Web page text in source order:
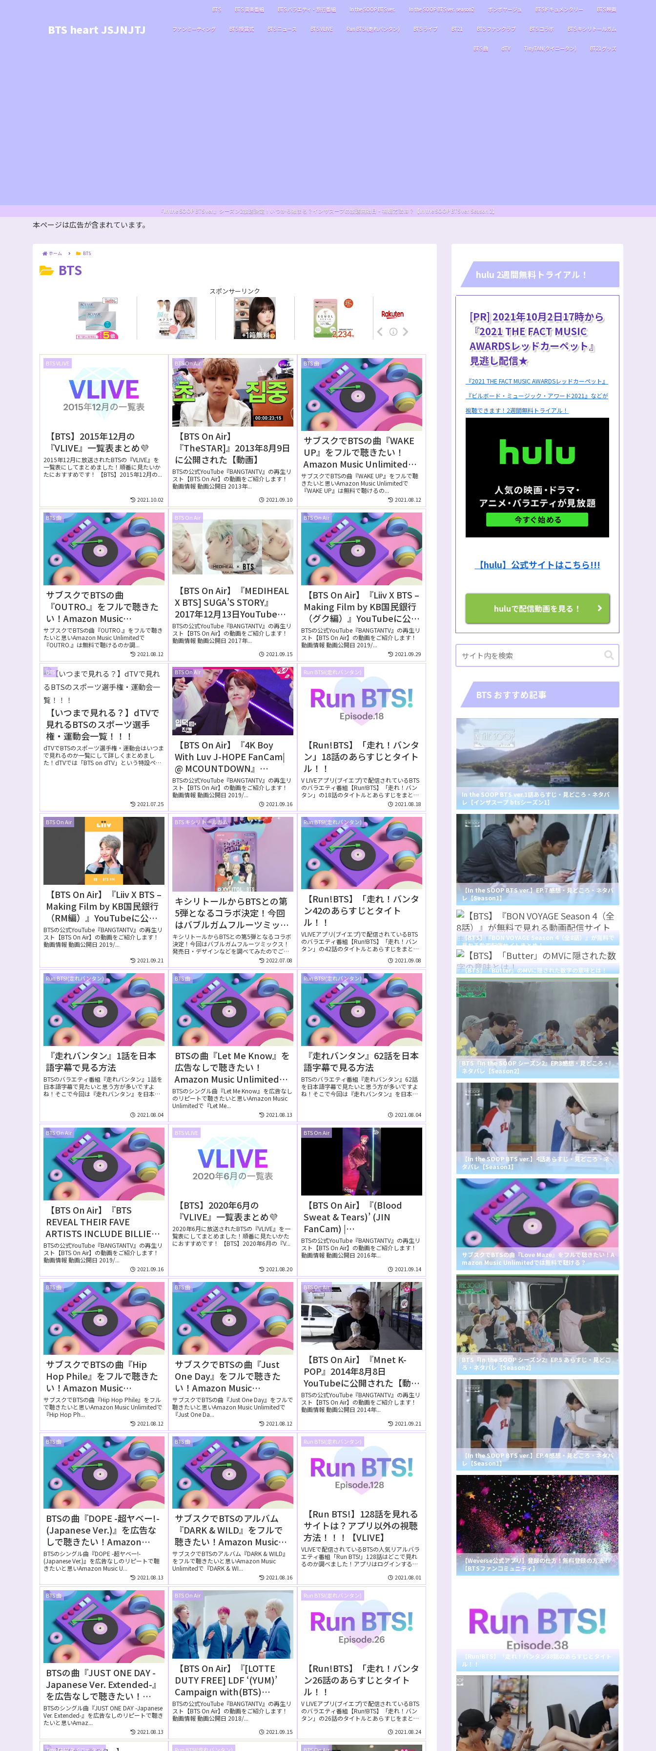
BTS heart JSJNJTJ
BTS BTS 音楽番組 BTS バラエティ・旅行番組 In the SOOP BTS ver. In the SOOP BTS ver. season2 ボンボヤージュ BTSドキュメンタリー BTS 映画
ファンミーティング BTS 授賞式 BTS ニュース BTS VLIVE Run BTS!(走れバンタン) BTS ライブ BT21 BTS ファンクラブ BTS コラボ BTS キシリトールガム
BTS 曲 dTV TinyTAN(タイニータン) BT21グッズ
『In the SOOP BTS ver.』シーズン2放送決定！いつから始まる？インザスープの放送開始日・視聴方法は？【In the SOOP BTS ver. Season 2】
本ページは広告が含まれています。
ホーム BTS
BTS
スポンサーリンク
BTS VLIVE
【BTS】2015年12月の
『VLIVE』一覧表まとめ💜
2015年12月に放送されたBTSの『VLIVE』を
一覧表にしてまとめました！順番に見たいか
たにおすすめです！ 【BTS】2015年12月の...
2021.10.02
BTS On Air
【BTS On Air】
『TheSTAR]』2013年8月9日
に公開された【動画】
BTSの公式YouTube『BANGTANTV』の再生リ
スト【BTS On Air】の動画をご紹介します！
動画情報 動画公開日 2013年...
2021.09.10
BTS 曲
サブスクでBTSの曲『WAKE
UP』をフルで聴きたい！
Amazon Music Unlimitedで
は無料で聴ける？
サブスクでBTSの曲『WAKE UP』をフルで聴
きたいと思いAmazon Music Unlimitedで
『WAKE UP』は無料で聴けるの...
2021.08.12
BTS 曲
サブスクでBTSの曲
『OUTRO.』をフルで聴きた
い！Amazon Music
Unlimitedでは無料で聴け
る？
サブスクでBTSの曲『OUTRO.』をフルで聴き
たいと思いAmazon Music Unlimitedで
『OUTRO.』は無料で聴けるのか調...
2021.08.12
BTS On Air
【BTS On Air】『MEDIHEAL
X BTS] SUGA’S STORY』
2017年12月13日YouTubeに
公開された【動画】
BTSの公式YouTube『BANGTANTV』の再生リ
スト【BTS On Air】の動画をご紹介します！
動画情報 動画公開日 2017年...
2021.09.15
BTS On Air
【BTS On Air】『Liiv X BTS –
Making Film by KB国民銀行
（グク編）』YouTubeに公開
された【動画】
BTSの公式YouTube『BANGTANTV』の再生リ
スト【BTS On Air】の動画をご紹介します！
動画情報 動画公開日 2019/...
2021.09.29
BTS
【いつまで見れる？】dTVで
見れるBTSのスポーツ選手
権・運動会一覧！！！
dTVでBTSのスポーツ選手権・運動会はいつま
で見れるのか一覧にして詳しくまとめまし
た！dTVでは「BTS on dTV」という特設ペー
2021.07.25
BTS On Air
【BTS On Air】『4K Boy
With Luv J-HOPE FanCam|
@ MCOUNTDOWN』
YouTubeに公開された【動
画】
BTSの公式YouTube『BANGTANTV』の再生リ
スト【BTS On Air】の動画をご紹介します！
動画情報 動画公開日 2019/...
2021.09.16
Run BTS!(走れバンタン)
【Run!BTS】「走れ！バンタ
ン」18話のあらすじとタイト
ル！！
V LIVEアプリ(ブイエプ)で配信されているBTS
のバラエティ番組【Run!BTS】「走れ！バン
タン」の18話のタイトルとあらすじをまと
2021.08.18
BTS On Air
【BTS On Air】『Liiv X BTS –
Making Film by KB国民銀行
（RM編）』YouTubeに公開
された【動画】
BTSの公式YouTube『BANGTANTV』の再生リ
スト【BTS On Air】の動画をご紹介します！
動画情報 動画公開日 2019/...
2021.09.21
BTS キシリトールガム
キシリトールからBTSとの第
5弾となるコラボ決定！今回
はバブルガムフルーツミック
ス！発売日・デザインは？
【ロッテチューインガム】
キシリトールからBTSとの第5弾となるコラボ
決定！今回はバブルガムフルーツミックス！
発売日・デザインなどを調べてみたのでご紹
2022.07.08
Run BTS!(走れバンタン)
【Run!BTS】「走れ！バンタ
ン42のあらすじとタイト
ル！！
VLIVEアプリ(ブイエプ)で配信されているBTS
のバラエティ番組【Run!BTS】「走れ！バン
タン」の42話のタイトルとあらすじをまとめ
2021.09.08
Run BTS!(走れバンタン)
『走れバンタン』1話を日本
語字幕で見る方法
BTSのバラエティ番組『走れバンタン』1話を
日本語字幕で見たいと思う方が多いですよ
ね！そこで今回は『走れバンタン』を日本語
2021.08.04
BTS 曲
BTSの曲『Let Me Know』を
広告なしで聴きたい！
Amazon Music Unlimitedの
無料お試しでリピートして聴
ける？
BTSのシングル曲『Let Me Know』を広告なし
のリピートで聴きたいと思いAmazon Music
Unlimitedで『Let Me...
2021.08.13
Run BTS!(走れバンタン)
『走れバンタン』62話を日本
語字幕で見る方法
BTSのバラエティ番組『走れバンタン』62話
を日本語字幕で見たいと思う方が多いですよ
ね！そこで今回は『走れバンタン』を日本語
2021.08.04
BTS On Air
【BTS On Air】『BTS
REVEAL THEIR FAVE
ARTISTS INCLUDE BILLIE
EILISH LIL NAS X H.E.R.
AND MORE!』YouTubeに公
BTSの公式YouTube『BANGTANTV』の再生リ
スト【BTS On Air】の動画をご紹介します！
動画情報 動画公開日 2019/...
2021.09.16
BTS VLIVE
【BTS】2020年6月の
『VLIVE』一覧表まとめ💜
2020年6月に放送されたBTSの『VLIVE』を一
覧表にしてまとめました！順番に見たいかた
におすすめです！ 【BTS】2020年6月の『V...
2021.08.20
BTS On Air
【BTS On Air】『(Blood
Sweat & Tears)’ (JIN
FanCam) |
@MCOUNTDOWN』2016年
10月20日YouTubeに公開さ
BTSの公式YouTube『BANGTANTV』の再生リ
スト【BTS On Air】の動画をご紹介します！
動画情報 動画公開日 2016年...
2021.09.14
BTS 曲
サブスクでBTSの曲『Hip
Hop Phile』をフルで聴きた
い！Amazon Music
Unlimitedでは無料で聴け
る？
サブスクでBTSの曲『Hip Hop Phile』をフル
で聴きたいと思いAmazon Music Unlimitedで
『Hip Hop Ph...
2021.08.12
BTS 曲
サブスクでBTSの曲『Just
One Day』をフルで聴きた
い！Amazon Music
Unlimitedでは無料で聴け
る？
サブスクでBTSの曲『Just One Day』をフルで
聴きたいと思いAmazon Music Unlimitedで
『Just One Da...
2021.08.12
BTS On Air
【BTS On Air】『Mnet K-
POP』2014年8月8日
YouTubeに公開された【動
画】テテ
BTSの公式YouTube『BANGTANTV』の再生リ
スト【BTS On Air】の動画をご紹介します！
動画情報 動画公開日 2014年...
2021.09.21
BTS 曲
BTSの曲『DOPE -超ヤベー!-
(Japanese Ver.)』を広告な
しで聴きたい！Amazon
Music Unlimitedの無料お試
しでリピートして聴ける？
BTSのシングル曲『DOPE -超ヤベー!-
(Japanese Ver.)』を広告なしのリピートで聴
きたいと思いAmazon Music U...
2021.08.13
BTS 曲
サブスクでBTSのアルバム
『DARK & WILD』をフルで
聴きたい！Amazon Music
Unlimitedでは無料で聴け
る？
サブスクでBTSのアルバム『DARK & WILD』
をフルで聴きたいと思いAmazon Music
Unlimitedで『DARK & WI...
2021.08.16
Run BTS!(走れバンタン)
【Run BTS!】128話を見れる
サイトは？アプリ以外の視聴
方法！！！【VLIVE】
VLIVEで配信されているBTSの人気リアルバラ
エティ番組「Run BTS!」128話はどこで見れ
るのか調べました！アプリはログインするの
2021.08.01
BTS 曲
BTSの曲『JUST ONE DAY -
Japanese Ver. Extended-』
を広告なしで聴きたい！
Amazon Music Unlimitedの
無料お試しでリピートして聴
BTSのシングル曲『JUST ONE DAY -Japanese
Ver. Extended-』を広告なしのリピートで聴き
たいと思いAmaz...
2021.08.13
BTS On Air
【BTS On Air】『[LOTTE
DUTY FREE] LDF ‘(YUM)’
Campaign with(BTS)
Making Film』YouTubeに公
開された【動画】
BTSの公式YouTube『BANGTANTV』の再生リ
スト【BTS On Air】の動画をご紹介します！
動画情報 動画公開日 2018/...
2021.09.15
Run BTS!(走れバンタン)
【Run!BTS】「走れ！バンタ
ン26話のあらすじとタイト
ル！！
V LIVEアプリ(ブイエプ)で配信されているBTS
のバラエティ番組【Run!BTS】「走れ！バン
タン」の26話のタイトルとあらすじをまと
2021.08.24
hulu 2週間無料トライアル！
[PR] 2021年10月2日17時から
『2021 THE FACT MUSIC
AWARDSレッドカーペット』
見逃し配信★
『2021 THE FACT MUSIC AWARDSレッドカーペット』
『ビルボード・ミュージック・アワード2021』などが
視聴できます！2週間無料トライアル！
【hulu】公式サイトはこちら!!!
huluで配信動画を見る！
BTS おすすめ記事
In the SOOP BTS ver.1話あらすじ・見どころ・ネタバ
レ【インザスープ btsシーズン1】
【In the SOOP BTS ver.】EP.7 感想・見どころ・ネタバ
レ【Season1】
【BTS】『BON VOYAGE Season 4（全8話）』が無料で
見れる動画配信サイトまとめ！
【BTS】「Butter」のMVに隠された数字の意味とは！
BTS『In the SOOP シーズン2』EP.3感想・見どころ・
ネタバレ【Season2】
【In the SOOP BTS ver.】4話あらすじ・見どころ・ネ
タバレ【Season1】
サブスクでBTSの曲『Love Maze』をフルで聴きたい！A
mazon Music Unlimitedでは無料で聴ける？
BTS『In the SOOP シーズン2』EP.5 あらすじ・見どこ
ろ・ネタバレ【Season2】
【In the SOOP BTS ver.】EP.4 感想・見どころ・ネタバ
レ【Season1】
【Weverse公式アプリ】登録の仕方！無料登録の方法！
【BTSファンコミュニティ】
【Run!BTS】「走れ！バンタン38話のあらすじとタイト
ル！！